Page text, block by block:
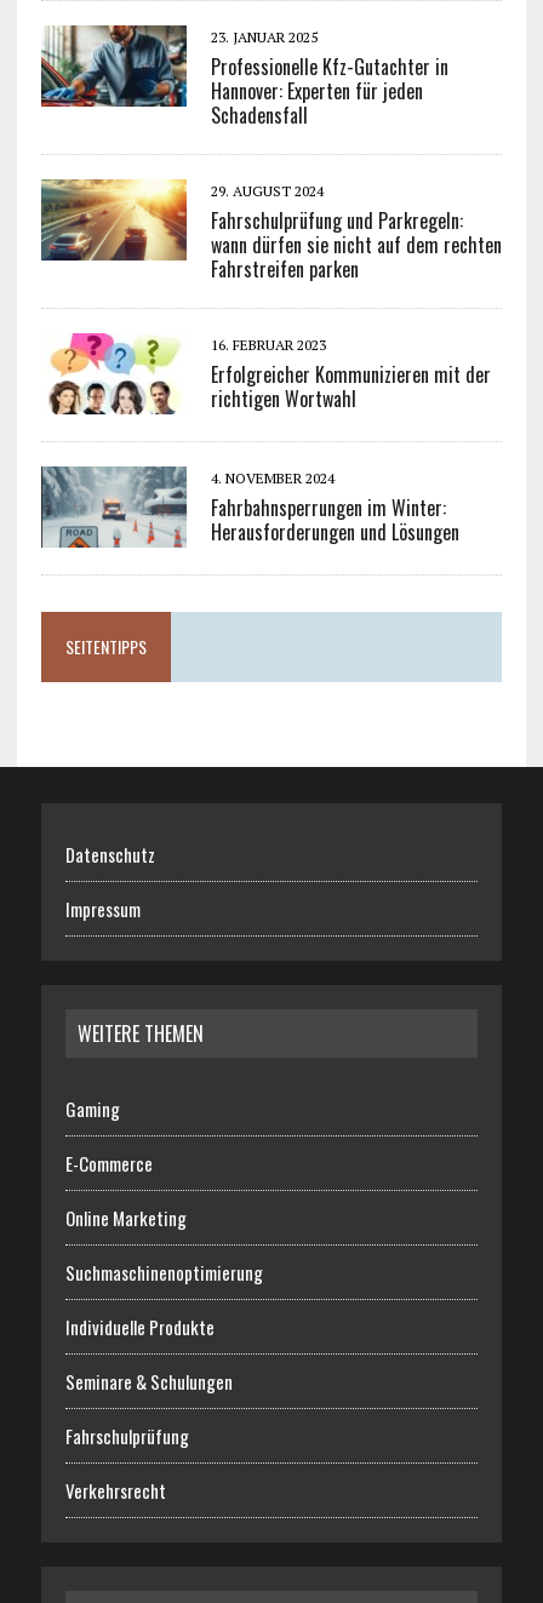
23. JANUAR 2025
Professionelle Kfz-Gutachter in
Hannover: Experten für jeden
Schadensfall
29. AUGUST 2024
Fahrschulprüfung und Parkregeln:
wann dürfen sie nicht auf dem rechten
Fahrstreifen parken
16. FEBRUAR 2023
Erfolgreicher Kommunizieren mit der
richtigen Wortwahl
4. NOVEMBER 2024
Fahrbahnsperrungen im Winter:
Herausforderungen und Lösungen
SEITENTIPPS
Datenschutz
Impressum
WEITERE THEMEN
Gaming
E-Commerce
Online Marketing
Suchmaschinenoptimierung
Individuelle Produkte
Seminare & Schulungen
Fahrschulprüfung
Verkehrsrecht